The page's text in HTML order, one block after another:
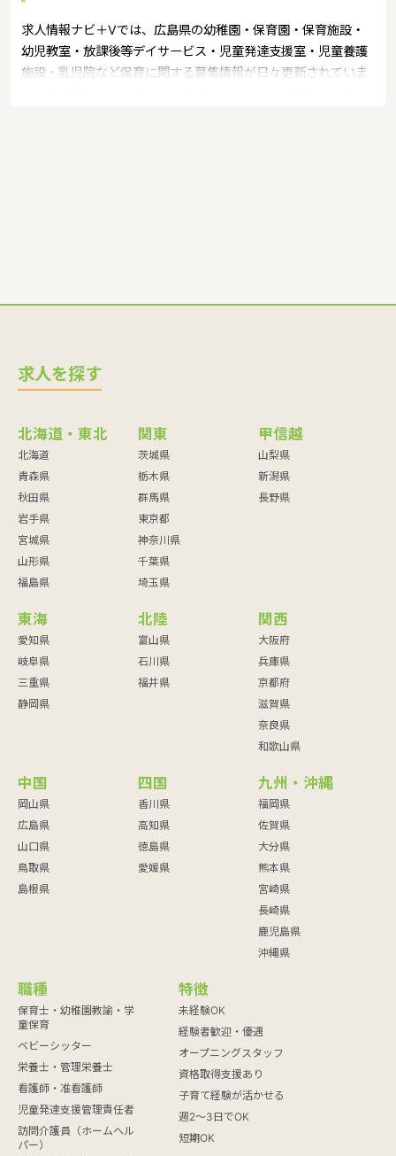
求人情報ナビ＋Vでは、広島県の幼稚園・保育園・保育施設・
幼児教室・放課後等デイサービス・児童発達支援室・児童養護
施設・乳児院など保育に関する募集情報が日々更新されていま
求人を探す
北海道・東北
北海道
青森県
秋田県
岩手県
宮城県
山形県
福島県
関東
茨城県
栃木県
群馬県
東京都
神奈川県
千葉県
埼玉県
甲信越
山梨県
新潟県
長野県
東海
愛知県
岐阜県
三重県
静岡県
北陸
富山県
石川県
福井県
関西
大阪府
兵庫県
京都府
滋賀県
奈良県
和歌山県
中国
岡山県
広島県
山口県
鳥取県
島根県
四国
香川県
高知県
徳島県
愛媛県
九州・沖縄
福岡県
佐賀県
大分県
熊本県
宮崎県
長崎県
鹿児島県
沖縄県
職種
保育士・幼稚園教諭・学
童保育
ベビーシッター
栄養士・管理栄養士
看護師・准看護師
児童発達支援管理責任者
訪問介護員（ホームヘル
パー）
特徴
未経験OK
経験者歓迎・優遇
オープニングスタッフ
資格取得支援あり
子育て経験が活かせる
週2～3日でOK
短期OK